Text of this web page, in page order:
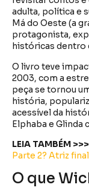
adulta, política e
Má do Oeste (a
protagonista,
históricas dentro
O livro teve
2003, com a
peça se tornou
história,
acessível da
Elphaba e Glinda
LEIA TAMBÉM >>>
Parte 2? Atriz
O que